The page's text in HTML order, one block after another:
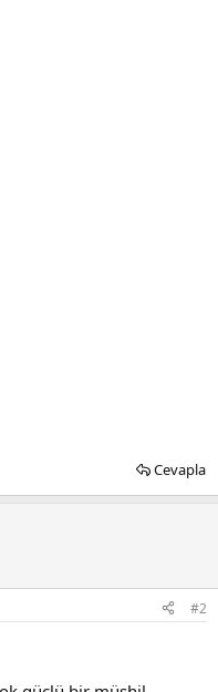
Cevapla
#2